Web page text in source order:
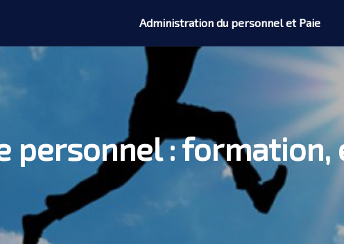
Administration du personnel et Paie
personnel :